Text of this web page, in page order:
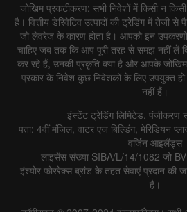
जोखिम प्रकटीकरण: सभी निवेशों में किसी न किसी
है। वित्तीय डेरिवेटिव उत्पादों की ट्रेडिंग में तेजी
जो लेवरेज के कारण होता है। आपको इन
चाहिए जब तक कि आप पूरी तरह से समझ नहीं लें
कर रहे हैं, उनकी प्रकृति क्या है और आपके जोखिम
प्रकार के निवेश कुछ निवेशकों के लिए उपयुक्त
नहीं हैं।
इंस्टेंट ट्रेडिंग लिमिटेड, पंजीकरण
पता: 4वीं मंजिल, वाटर एज बिल्डिंग, मेरिडियन
वर्जिन आइलैंड्स
लाइसेंस संख्या SIBA/L/14/1082 जो BVI
इंश्योर फोररेक्स ब्रांड के तहत सेवाएं प्रदान की
है।